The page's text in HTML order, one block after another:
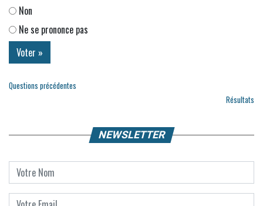
Non
Ne se prononce pas
Questions précédentes
Résultats
NEWSLETTER